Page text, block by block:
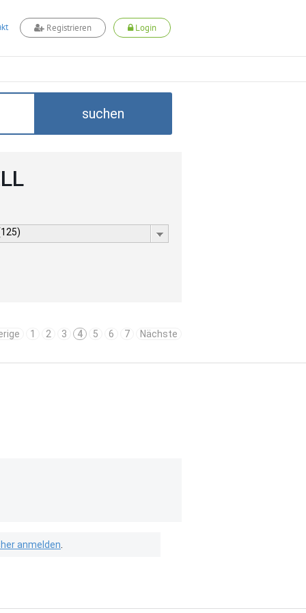
Registrieren Login
suchen
1 2 3 4 5 6 7 Nächste
anmelden